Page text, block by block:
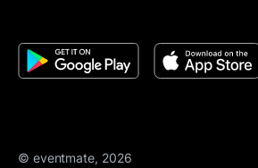
© eventmate, 2026